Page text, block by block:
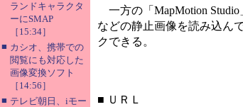
ランドキャラクタ
ーにSMAP
［15:34］
■ カシオ、携帯での
閲覧にも対応した
画像変換ソフト
［14:56］
■ テレビ朝日、iモー
一方の「MapMotion
などの静止画像を読み込ん
クできる。
■ ＵＲＬ